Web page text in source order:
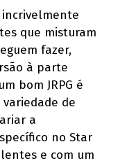
que misturam
fazer,
à parte
bom JRPG é
de
a
no Star
e com um